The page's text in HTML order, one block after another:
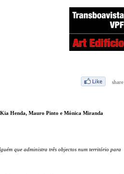
share
Henda, Mauro Pinto e Mónica Miranda
que administra três objectos num território para